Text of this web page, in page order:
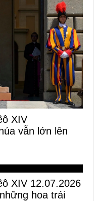
XIV
vẫn lớn lên
XIV 12.07.2026
hoa trái